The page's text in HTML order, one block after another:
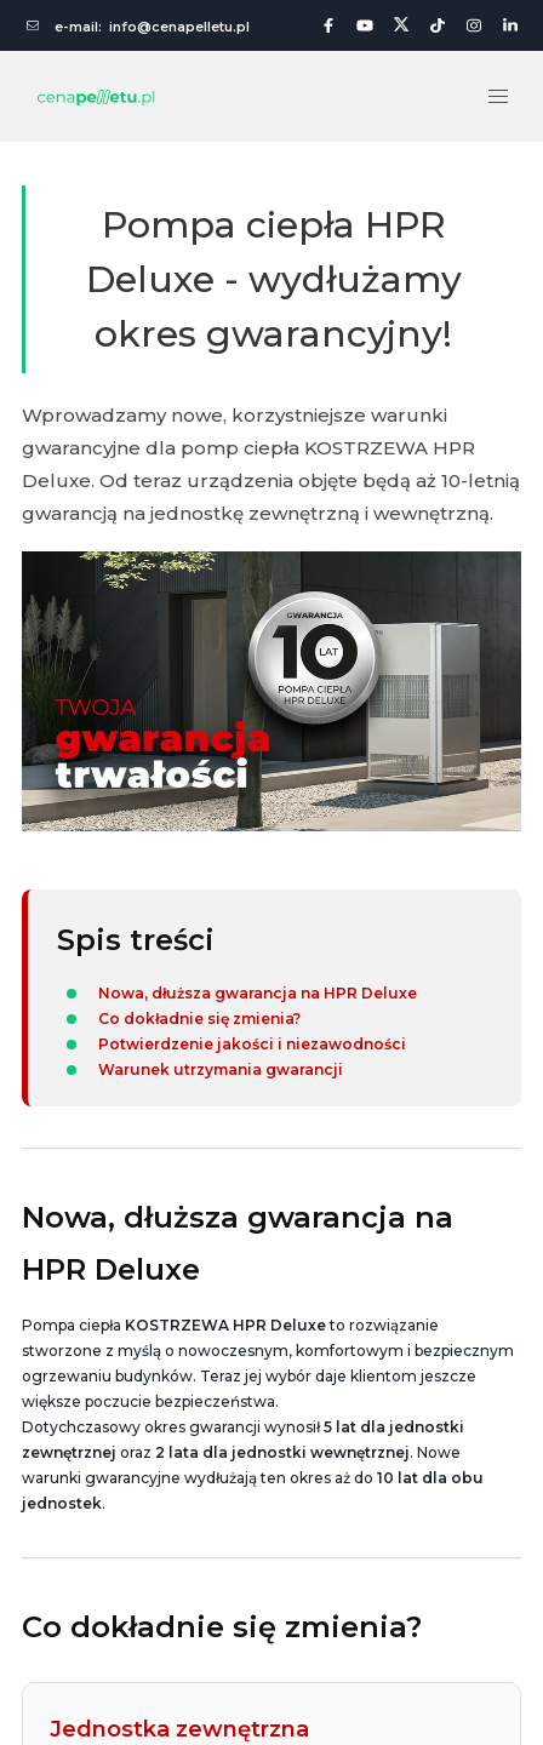
e-mail: info@cenapelletu.pl
Pompa ciepła HPR
Deluxe - wydłużamy
okres gwarancyjny!
Wprowadzamy nowe, korzystniejsze warunki
gwarancyjne dla pomp ciepła KOSTRZEWA HPR
Deluxe. Od teraz urządzenia objęte będą aż 10-letnią
gwarancją na jednostkę zewnętrzną i wewnętrzną.
Spis treści
Nowa, dłuższa gwarancja na HPR Deluxe
Co dokładnie się zmienia?
Potwierdzenie jakości i niezawodności
Warunek utrzymania gwarancji
Nowa, dłuższa gwarancja na
HPR Deluxe
Pompa ciepła KOSTRZEWA HPR Deluxeto rozwiązanie
stworzone z myślą o nowoczesnym, komfortowym i bezpiecznym
ogrzewaniu budynków. Teraz jej wybór daje klientom jeszcze
większe poczucie bezpieczeństwa.
Dotychczasowy okres gwarancji wynosił5 lat dla jednostki
zewnętrznej oraz 2 lata dla jednostki wewnętrznej. Nowe
warunki gwarancyjne wydłużają ten okres aż do 10 lat dla obu
jednostek.
Co dokładnie się zmienia?
Jednostka zewnętrzna